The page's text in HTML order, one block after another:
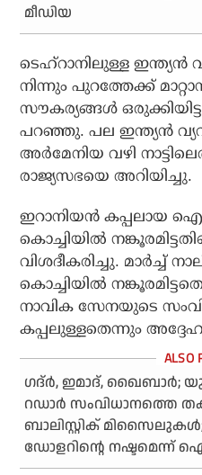
മീഡിയ
ടെഹ്‌റാനിലുള്ള ഇന്ത്യന്‍
നിന്നും പുറത്തേക്ക്
സൗകര്യങ്ങള്‍
പറഞ്ഞു. പല ഇന്ത്യന്‍
അര്‍മേനിയ വഴി
രാജ്യസഭയെ അറിയിച്ചു.
ഇറാനിയന്‍ കപ്പലായ
കൊച്ചിയില്‍
വിശദീകരിച്ചു. മാര്‍ച്ച്
കൊച്ചിയില്‍
നാവിക സേനയുടെ
കപ്പലുള്ളതെന്നും
ഗദ്ര്‍, ഇമാദ്, ഖൈബാര്‍;
റഡാര്‍ സംവിധാനത്തെ
ബാലിസ്റ്റിക്
ഡോളറിന്റെ നഷ്ടമെന്ന്